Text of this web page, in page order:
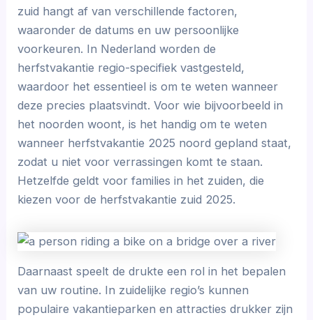
zuid hangt af van verschillende factoren,
waaronder de datums en uw persoonlijke
voorkeuren. In Nederland worden de
herfstvakantie regio-specifiek vastgesteld,
waardoor het essentieel is om te weten wanneer
deze precies plaatsvindt. Voor wie bijvoorbeeld in
het noorden woont, is het handig om te weten
wanneer herfstvakantie 2025 noord gepland staat,
zodat u niet voor verrassingen komt te staan.
Hetzelfde geldt voor families in het zuiden, die
kiezen voor de herfstvakantie zuid 2025.
Daarnaast speelt de drukte een rol in het bepalen
van uw routine. In zuidelijke regio’s kunnen
populaire vakantieparken en attracties drukker zijn